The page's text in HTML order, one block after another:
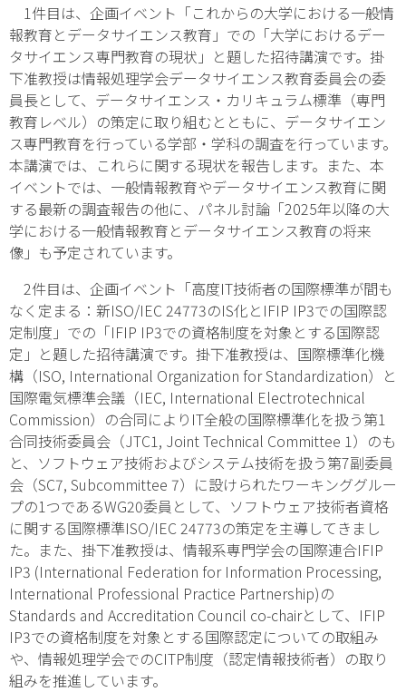
1件目は、企画イベント「これからの大学における一般情
報教育とデータサイエンス教育」での「大学におけるデー
タサイエンス専門教育の現状」と題した招待講演です。掛
下准教授は情報処理学会データサイエンス教育委員会の委
員長として、データサイエンス・カリキュラム標準（専門
教育レベル）の策定に取り組むとともに、データサイエン
ス専門教育を行っている学部・学科の調査を行っています。
本講演では、これらに関する現状を報告します。また、本
イベントでは、一般情報教育やデータサイエンス教育に関
する最新の調査報告の他に、パネル討論「2025年以降の大
学における一般情報教育とデータサイエンス教育の将来
像」も予定されています。
2件目は、企画イベント「高度IT技術者の国際標準が間も
なく定まる：新ISO/IEC 24773のIS化とIFIP IP3での国際認
定制度」での「IFIP IP3での資格制度を対象とする国際認
定」と題した招待講演です。掛下准教授は、国際標準化機
構（ISO, International Organization for Standardization）と
国際電気標準会議（IEC, International Electrotechnical
Commission）の合同によりIT全般の国際標準化を扱う第1
合同技術委員会（JTC1, Joint Technical Committee 1）のも
と、ソフトウェア技術およびシステム技術を扱う第7副委員
会（SC7, Subcommittee 7）に設けられたワーキンググルー
プの1つであるWG20委員として、ソフトウェア技術者資格
に関する国際標準ISO/IEC 24773の策定を主導してきまし
た。また、掛下准教授は、情報系専門学会の国際連合IFIP
IP3 (International Federation for Information Processing,
International Professional Practice Partnership)の
Standards and Accreditation Council co-chairとして、IFIP
IP3での資格制度を対象とする国際認定についての取組み
や、情報処理学会でのCITP制度（認定情報技術者）の取り
組みを推進しています。